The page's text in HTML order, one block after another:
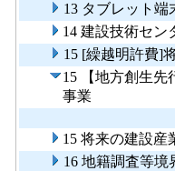
13 タブレット
14 建設技術セン
15 [繰越明許費]
15 【地方創生先
事業
15 将来の建設産
16 地籍調査等境